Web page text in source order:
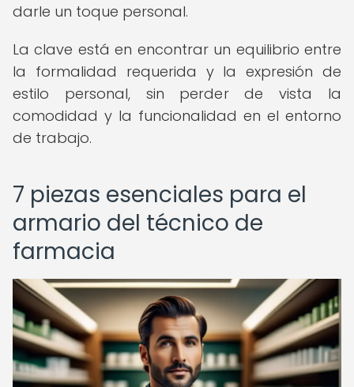
darle un toque personal.
La clave está en encontrar un equilibrio entre
la formalidad requerida y la expresión de
estilo personal, sin perder de vista la
comodidad y la funcionalidad en el entorno
de trabajo.
7 piezas esenciales para el
armario del técnico de
farmacia